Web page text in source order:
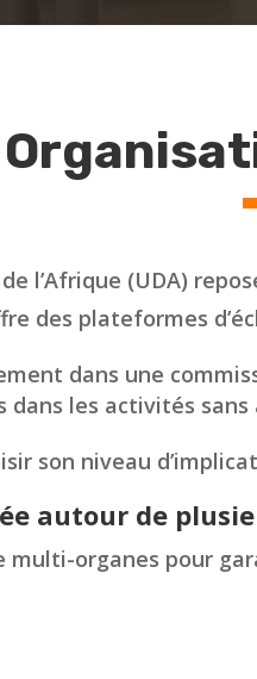
l’Afrique (UDA)
des plateformes
dans une
dans les activités
son niveau
autour de
multi-organes pour